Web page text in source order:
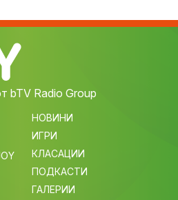
bTV Radio Group
НОВИНИ
ИГРИ
КЛАСАЦИИ
ПОДКАСТИ
ГАЛЕРИИ